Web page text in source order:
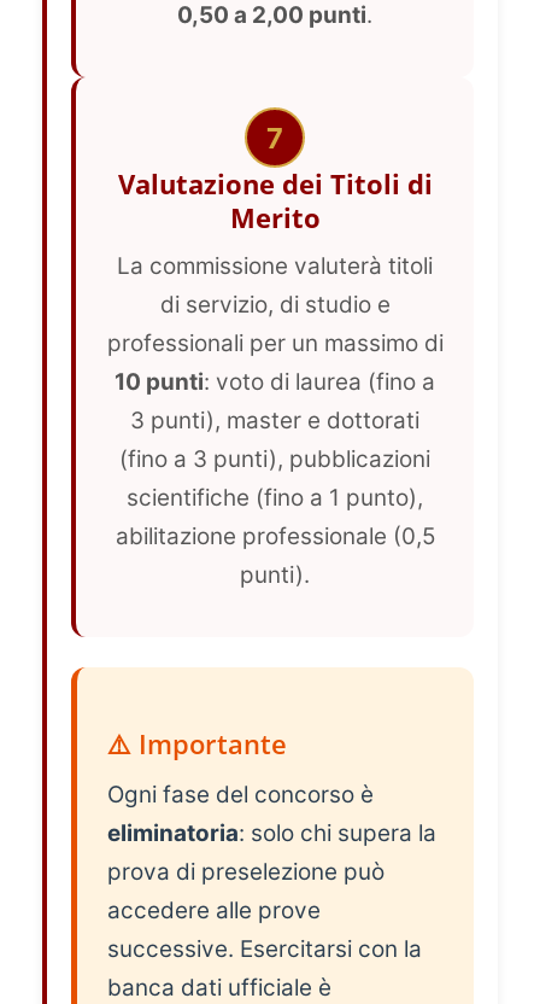
0,50 a 2,00 punti.
7
Valutazione dei Titoli di
Merito
La commissione valuterà titoli
di servizio, di studio e
professionali per un massimo di
10 punti: voto di laurea (fino a
3 punti), master e dottorati
(fino a 3 punti), pubblicazioni
scientifiche (fino a 1 punto),
abilitazione professionale (0,5
punti).
⚠️ Importante
Ogni fase del concorso è
eliminatoria: solo chi supera la
prova di preselezione può
accedere alle prove
successive. Esercitarsi con la
banca dati ufficiale è